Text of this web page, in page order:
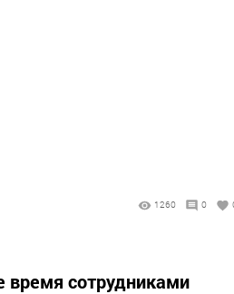
1260 0
время сотрудниками